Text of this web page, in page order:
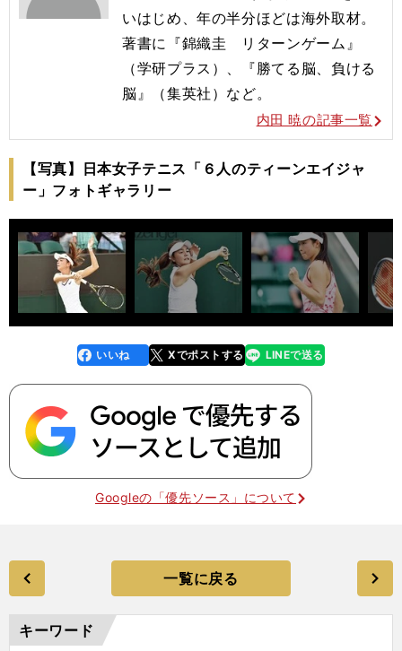
いはじめ、年の半分ほどは海外取材。
著書に『錦織圭 リターンゲーム』
（学研プラス）、『勝てる脳、負ける
脳』（集英社）など。
内田 暁の記事一覧
【写真】日本女子テニス「６人のティーンエイジャ
ー」フォトギャラリー
faceboo
k
いいね Xでポストする
line LINEで送る
Googleの「優先ソース」について
一覧に戻る
キーワード